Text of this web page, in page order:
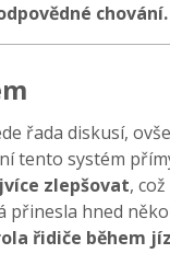
chování.
řada diskusí,
tento systém
zlepšovat,
přinesla hned
řidiče během